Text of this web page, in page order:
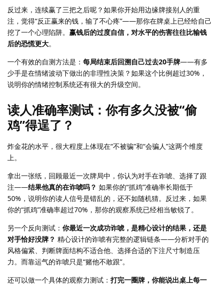
反过来，连续赢了三把之后呢？如果你开始用边缘牌接别人的重
注，觉得“反正赢来的钱，输了不心疼”——那你在牌桌上已经给自己
挖了一个心理陷阱。 赢钱后的过度自信，对水平的伤害往往比输钱
后的恐慌更大。
一个有效的自测方法是： 每局结束后回溯自己过去20手牌——有多
少手是在情绪波动下做出的非理性决策？如果这个比例超过30%，
说明你的情绪控制系统还有很大的升级空间。
读人准确率测试：你有多久没被“偷
鸡”得逞了？
炸金花的水平，很大程度上体现在“不被骗”和“会骗人”这两个维度
上。
拿出一张纸，回顾最近一次牌局中，你认为对手在诈唬、选择了跟
注——结果他真的在诈唬吗？ 如果你的“抓鸡”准确率长期低于
50%，说明你的读人信号是错乱的，还不如随机猜。反过来，如果
你的“抓鸡”准确率超过70%，那你的观察系统已经相当敏锐了。
另一个反向测试： 你最近一次成功诈唬，是精心设计的结果，还是
对手恰好没牌？ 精心设计的诈唬有完整的逻辑链条——分析对手的
风格偏紧、判断牌面结构不适合他、选择合适的下注尺寸制造压
力。而靠运气的诈唬只是“赌他不敢跟”。
还可以做一个具体的观察力测试： 打完一圈牌，你能说出桌上每一